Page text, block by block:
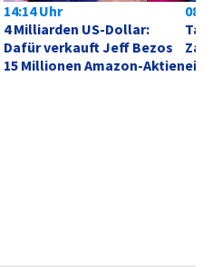
14:14 Uhr
4 Milliarden US-Dollar:
Dafür verkauft Jeff Bezos
15 Millionen Amazon-Aktien